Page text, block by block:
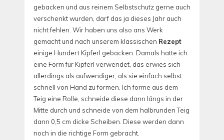
gebacken und aus reinem Selbstschutz gerne auch
verschenkt wurden, darf das ja dieses Jahr auch
nicht fehlen. Wir haben uns also ans Werk
gemacht und nach unserem klassischen Rezept
einige Hundert Kipferl gebacken. Damals hatte ich
eine Form für Kipferl verwendet, das erwies sich
allerdings als aufwendiger, als sie einfach selbst
schnell von Hand zu formen. Ich forme aus dem
Teig eine Rolle, schneide diese dann längs in der
Mitte durch und schneide von dem halbrunden Teig
dann 0,5 cm dicke Scheiben. Diese werden dann
noch in die richtige Form gebracht.